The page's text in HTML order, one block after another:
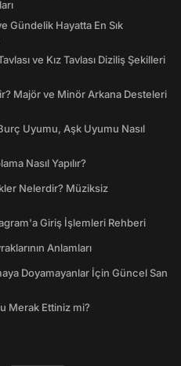
Gündelik Hayatta En Sık
ve Kız Tavlası Diziliş Şekilleri
Majör ve Minör Arkana Desteleri
Uyumu, Aşk Uyumu Nasıl
Nasıl Yapılır?
Nelerdir? Müziksiz
Giriş İşlemleri Rehberi
Anlamları
Doyamayanlar İçin Güncel San
Merak Ettiniz mi?